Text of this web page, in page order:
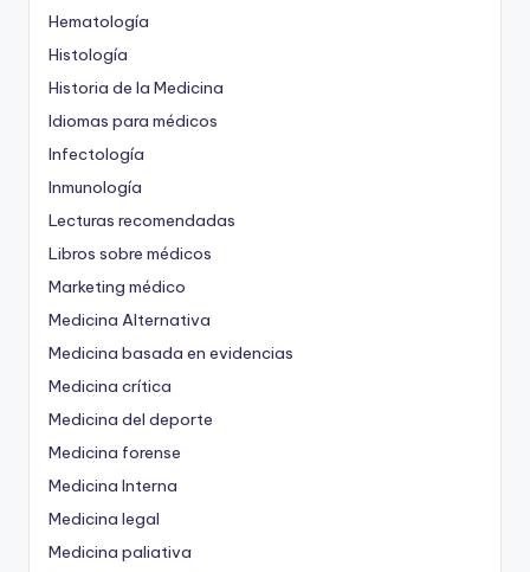
Hematología
Histología
Historia de la Medicina
Idiomas para médicos
Infectología
Inmunología
Lecturas recomendadas
Libros sobre médicos
Marketing médico
Medicina Alternativa
Medicina basada en evidencias
Medicina crítica
Medicina del deporte
Medicina forense
Medicina Interna
Medicina legal
Medicina paliativa